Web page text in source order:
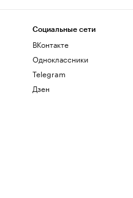
Социальные сети
ВКонтакте
Одноклассники
Telegram
Дзен